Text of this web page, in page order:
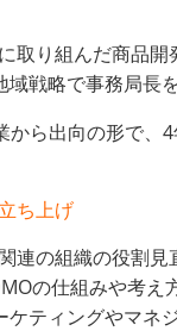
取り組んだ商品
戦略で事務局長
ら出向の形で、
立ち上げ
連の組織の役割
の仕組みや考
ティングやマ